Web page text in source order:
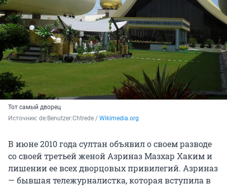
Тот самый дворец
Источник: de:Benutzer:Chtrede / Wikimedia.org
В июне 2010 года султан объявил о своем разводе
со своей третьей женой Азриназ Мазхар Хаким и
лишении ее всех дворцовых привилегий. Азриназ
— бывшая тележурналистка, которая вступила в